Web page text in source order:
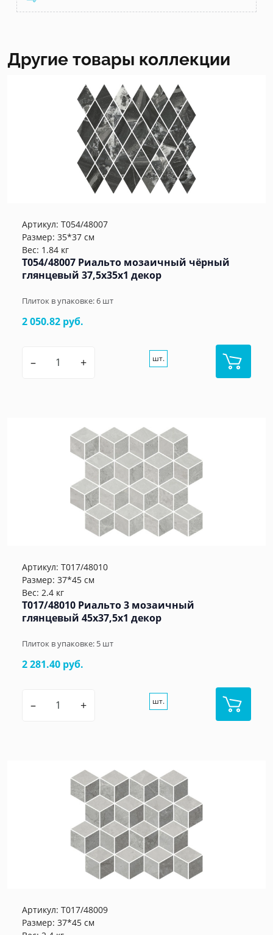
Другие товары коллекции
Артикул: T054/48007
Размер: 35*37 см
Вес: 1.84 кг
T054/48007 Риальто мозаичный чёрный
глянцевый 37,5x35x1 декор
Плиток в упаковке:6 шт
2 050.82 руб.
– + шт.
Артикул: T017/48010
Размер: 37*45 см
Вес: 2.4 кг
T017/48010 Риальто 3 мозаичный
глянцевый 45x37,5x1 декор
Плиток в упаковке: 5 шт
2 281.40 руб.
– + шт.
Артикул: T017/48009
Размер: 37*45 см